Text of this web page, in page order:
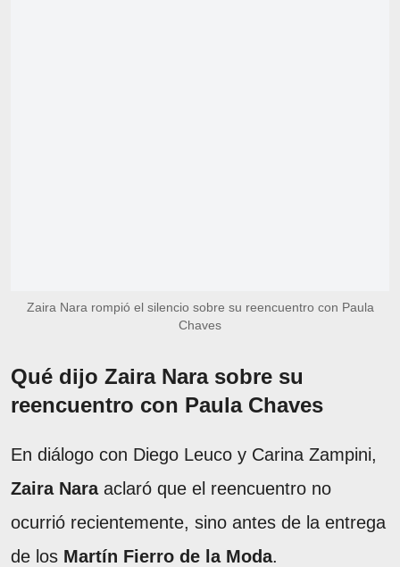
Zaira Nara rompió el silencio sobre su reencuentro con Paula
Chaves
Qué dijo Zaira Nara sobre su
reencuentro con Paula Chaves
En diálogo con Diego Leuco y Carina Zampini,
Zaira Naraaclaró que el reencuentro no
ocurrió recientemente, sino antes de la entrega
de los Martín Fierro de la Moda.